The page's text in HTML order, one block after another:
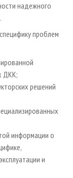
надежного
проблем
ДКК;
решений
информации о
и